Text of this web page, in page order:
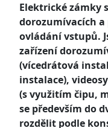
Elektrické zámky
dorozumívacích
ovládání vstupů.
zařízení
(vícedrátová
instalace),
(s využitím čipu,
se především do
rozdělit podle